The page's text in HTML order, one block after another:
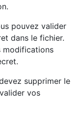
pouvez valider
dans le fichier.
modifications
supprimer le
vos